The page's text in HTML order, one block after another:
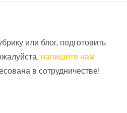
или блог, подготовить
напишите нам
в сотрудничестве!